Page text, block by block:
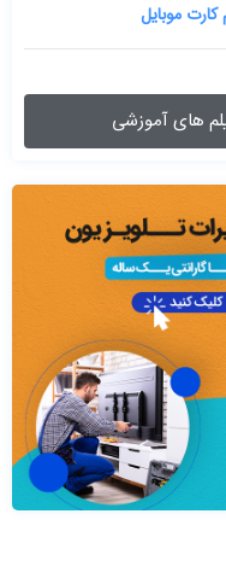
موبایل
های آموزشی